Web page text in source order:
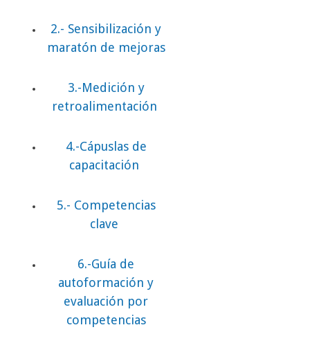
2.- Sensibilización y
maratón de mejoras
3.-Medición y
retroalimentación
4.-Cápuslas de
capacitación
5.- Competencias
clave
6.-Guía de
autoformación y
evaluación por
competencias